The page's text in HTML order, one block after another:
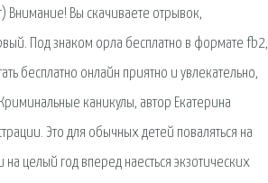
Вы скачиваете отрывок,
Под знаком орла бесплатно в формате fb2,
бесплатно онлайн приятно и увлекательно,
каникулы, автор Екатерина
Это для обычных детей поваляться на
целый год вперед наесться экзотических